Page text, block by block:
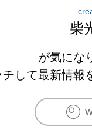
柴
が気にな
チして最新情報